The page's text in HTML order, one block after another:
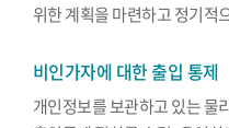
위한 계획을 마련하고 정기적
비인가자에 대한 출입 통제
개인정보를 보관하고 있는 물